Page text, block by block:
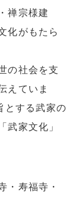
禅宗様建
化がもたら
の社会を支
えていま
とする武家の
武家文化」
・寿福寺・